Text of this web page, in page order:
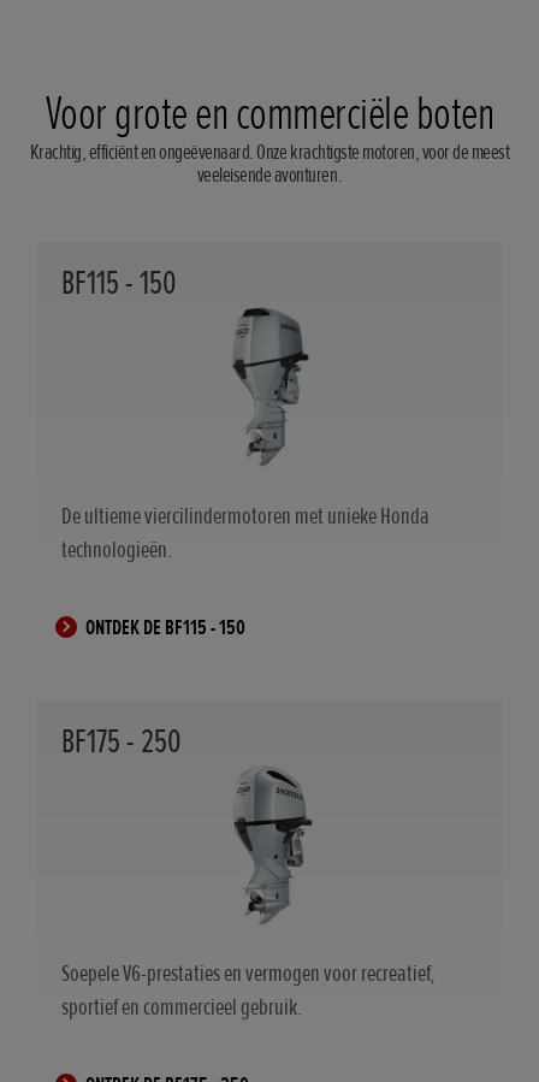
Voor grote en commerciële boten
Krachtig, efficiënt en ongeëvenaard. Onze krachtigste motoren, voor de meest
veeleisende avonturen.
BF115 - 150
De ultieme viercilindermotoren met unieke Honda
technologieën.
ONTDEK DE BF115 - 150
BF175 - 250
Soepele V6-prestaties en vermogen voor recreatief,
sportief en commercieel gebruik.